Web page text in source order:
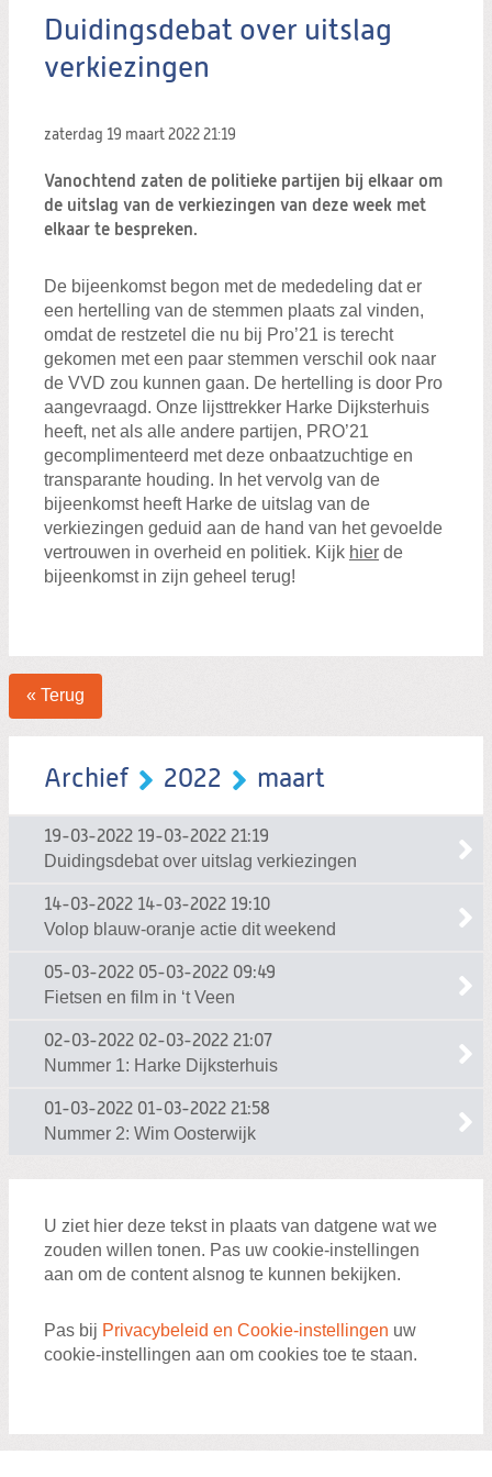
Duidingsdebat over uitslag
verkiezingen
zaterdag 19 maart 2022 21:19
Vanochtend zaten de politieke partijen bij elkaar om
de uitslag van de verkiezingen van deze week met
elkaar te bespreken.
De bijeenkomst begon met de mededeling dat er
een hertelling van de stemmen plaats zal vinden,
omdat de restzetel die nu bij Pro’21 is terecht
gekomen met een paar stemmen verschil ook naar
de VVD zou kunnen gaan. De hertelling is door Pro
aangevraagd. Onze lijsttrekker Harke Dijksterhuis
heeft, net als alle andere partijen, PRO’21
gecomplimenteerd met deze onbaatzuchtige en
transparante houding. In het vervolg van de
bijeenkomst heeft Harke de uitslag van de
verkiezingen geduid aan de hand van het gevoelde
vertrouwen in overheid en politiek. Kijk hier de
bijeenkomst in zijn geheel terug!
« Terug
Archief 2022 maart
19-03-2022 19-03-2022 21:19
Duidingsdebat over uitslag verkiezingen
14-03-2022 14-03-2022 19:10
Volop blauw-oranje actie dit weekend
05-03-2022 05-03-2022 09:49
Fietsen en film in ‘t Veen
02-03-2022 02-03-2022 21:07
Nummer 1: Harke Dijksterhuis
01-03-2022 01-03-2022 21:58
Nummer 2: Wim Oosterwijk
U ziet hier deze tekst in plaats van datgene wat we
zouden willen tonen. Pas uw cookie-instellingen
aan om de content alsnog te kunnen bekijken.
Pas bij Privacybeleid en Cookie-instellingen uw
cookie-instellingen aan om cookies toe te staan.